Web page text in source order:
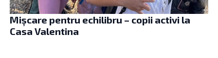
Mișcare pentru echilibru – copii activi la
Casa Valentina